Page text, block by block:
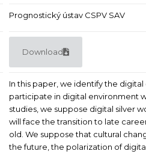
Prognostický ústav CSPV SAV
Download
In this paper, we identify the
participate in digital environment
studies, we suppose digital silver
will face the transition to late
old. We suppose that cultural
the future, the polarization of